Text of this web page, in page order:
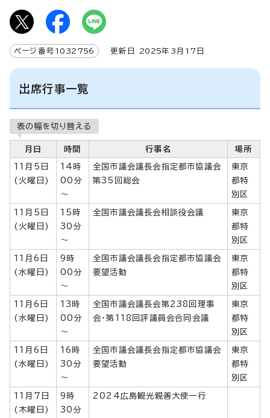
ページ番号 1032756 更新日 2025年3月 17 日
出席行事一覧
表の幅を切り替える
月日 時間 行事名 場所
11月5日
(火曜日)
14時
00分
～
全国市議会議長会指定都市協議会
第35回総会
東京
都特
別区
11月5日
(火曜日)
15時
30分
～
全国市議会議長会相談役会議
東京
都特
別区
11月6日
(水曜日)
9時
00分
～
全国市議会議長会指定都市協議会
要望活動
東京
都特
別区
11月6日
(水曜日)
13時
00分
～
全国市議会議長会第238回理事
会・第118回評議員会合同会議
東京
都特
別区
11月6日
(水曜日)
16時
30分
～
全国市議会議長会指定都市協議会
要望活動
東京
都特
別区
11月7日
(木曜日)
9時
30分
2024広島観光親善大使一行